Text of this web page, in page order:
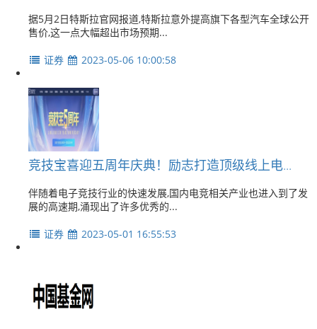
据5月2日特斯拉官网报道,特斯拉意外提高旗下各型汽车全球公开
售价,这一点大幅超出市场预期...
证券 2023-05-06 10:00:58
竞技宝喜迎五周年庆典！励志打造顶级线上电...
伴随着电子竞技行业的快速发展,国内电竞相关产业也进入到了发
展的高速期,涌现出了许多优秀的...
证券 2023-05-01 16:55:53